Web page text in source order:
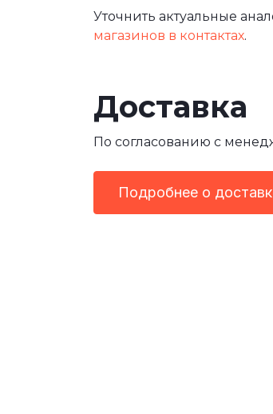
Уточнить актуальные
магазинов в контактах.
Доставка
По согласованию с
Подробнее о